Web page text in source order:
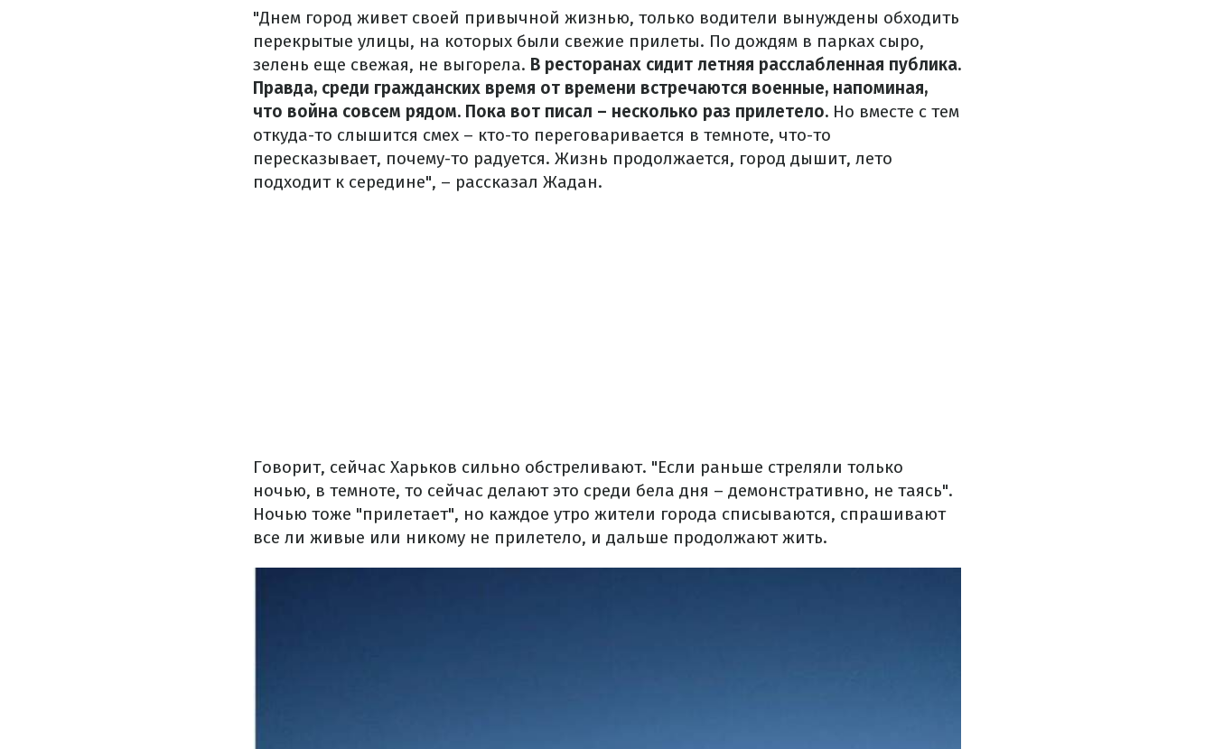
"Днем город живет своей привычной жизнью, только водители вынуждены обходить
перекрытые улицы, на которых были свежие прилеты. По дождям в парках сыро,
зелень еще свежая, не выгорела. В ресторанах сидит летняя расслабленная публика.
Правда, среди гражданских время от времени встречаются военные, напоминая,
что война совсем рядом. Пока вот писал – несколько раз прилетело. Но вместе с тем
откуда-то слышится смех – кто-то переговаривается в темноте, что-то
пересказывает, почему-то радуется. Жизнь продолжается, город дышит, лето
подходит к середине", – рассказал Жадан.
Говорит, сейчас Харьков сильно обстреливают. "Если раньше стреляли только
ночью, в темноте, то сейчас делают это среди бела дня – демонстративно, не таясь".
Ночью тоже "прилетает", но каждое утро жители города списываются, спрашивают
все ли живые или никому не прилетело, и дальше продолжают жить.